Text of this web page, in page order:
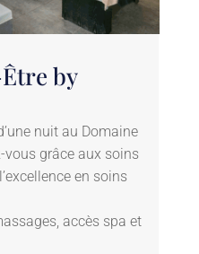
by
nuit au Domaine
vous grâce aux soins
en soins
accès spa et